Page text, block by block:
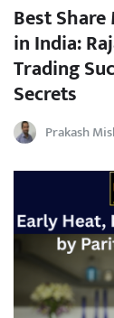
Best
in India:
Trading
Secrets
Prakash